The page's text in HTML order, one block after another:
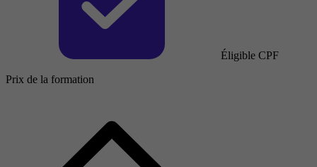
Éligible CPF
Prix de la formation